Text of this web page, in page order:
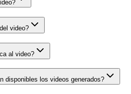
video?
al video?
disponibles los videos generados?